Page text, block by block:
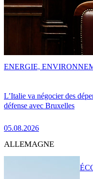
L’Italie va négocier des
défense avec Bruxelles
05.08.2026
ENERGIE,
ALLEMAGNE